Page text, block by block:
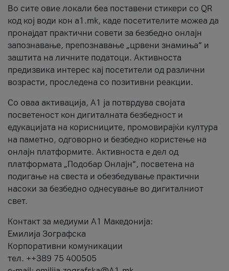
Во сите овие локали беа поставени стикери со QR
код кој води кон a1.mk, каде посетителите можеа да
пронајдат практични совети за безбедно онлајн
запознавање, препознавање „црвени знамиња“ и
заштита на личните податоци. Активноста
предизвика интерес кај посетители од различни
возрасти, проследена со позитивни реакции.
Со оваа активација, А1 ја потврдува својата
посветеност кон дигиталната безбедност и
едукацијата на корисниците, промовирајќи култура
на паметно, одговорно и безбедно користење на
онлајн платформите. Активноста е дел од
платформата „Подобар Онлајн“, посветена на
подигање на свеста и обезбедување практични
насоки за безбедно однесување во дигиталниот
свет.
Контакт за медиуми А1 Македонија:
Емилија Зографска
Корпоративни комуникации
тел. ++389 75 400505